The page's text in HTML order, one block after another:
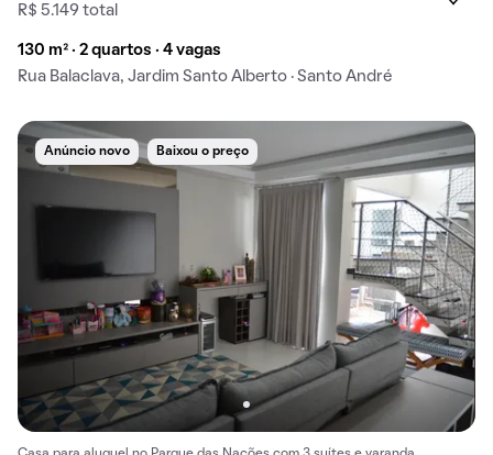
R$ 5.149 total
130 m² · 2 quartos · 4 vagas
Rua Balaclava, Jardim Santo Alberto · Santo André
Anúncio novo Baixou o preço